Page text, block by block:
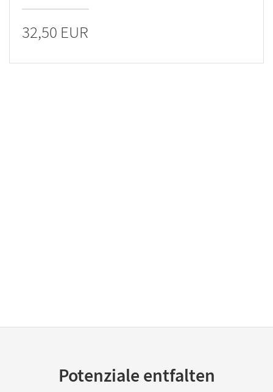
32,50 EUR
Potenziale entfalten